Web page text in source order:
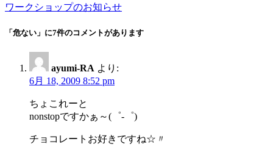
ワークショップのお知らせ
「危ない」に7件のコメントがあります
ayumi-RA より:
6月 18, 2009 8:52 pm
ちょこれーと
nonstopですかぁ～(゜-゜)
チョコレートお好きですね☆〃